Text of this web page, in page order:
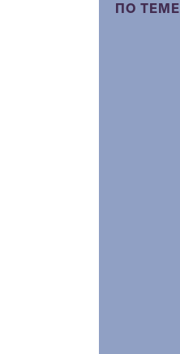
ПО ТЕМЕ